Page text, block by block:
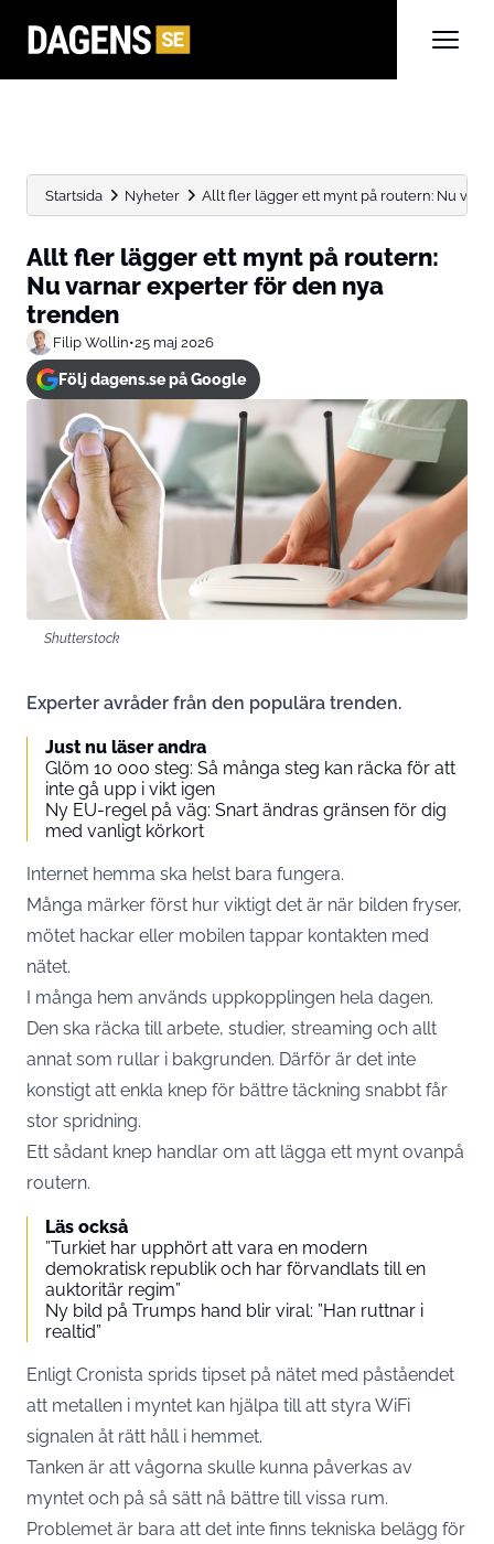
Startsida Nyheter Allt fler lägger ett mynt på routern: Nu
Allt fler lägger ett mynt på routern:
Nu varnar experter för den nya
trenden
Filip Wollin•25 maj 2026
Följ dagens.se på Google
Shutterstock
Experter avråder från den populära trenden.
Just nu läser andra
Glöm 10 000 steg: Så många steg kan räcka för att
inte gå upp i vikt igen
Ny EU-regel på väg: Snart ändras gränsen för dig
med vanligt körkort
Internet hemma ska helst bara fungera.
Många märker först hur viktigt det är när bilden fryser,
mötet hackar eller mobilen tappar kontakten med
nätet.
I många hem används uppkopplingen hela dagen.
Den ska räcka till arbete, studier, streaming och allt
annat som rullar i bakgrunden. Därför är det inte
konstigt att enkla knep för bättre täckning snabbt får
stor spridning.
Ett sådant knep handlar om att lägga ett mynt ovanpå
routern.
Läs också
”Turkiet har upphört att vara en modern
demokratisk republik och har förvandlats till en
auktoritär regim”
Ny bild på Trumps hand blir viral: ”Han ruttnar i
realtid”
Enligt Cronista sprids tipset på nätet med påståendet
att metallen i myntet kan hjälpa till att styra WiFi
signalen åt rätt håll i hemmet.
Tanken är att vågorna skulle kunna påverkas av
myntet och på så sätt nå bättre till vissa rum.
Problemet är bara att det inte finns tekniska belägg för